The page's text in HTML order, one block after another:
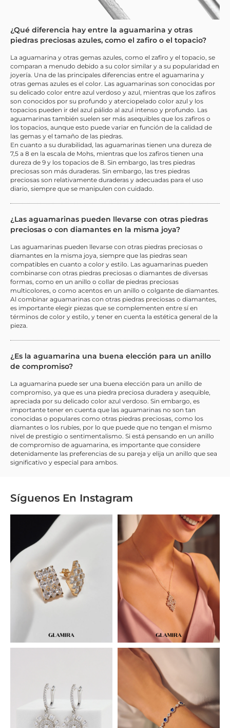
¿Qué diferencia hay entre la aguamarina y otras
piedras preciosas azules, como el zafiro o el topacio?
La aguamarina y otras gemas azules, como el zafiro y el topacio, se
comparan a menudo debido a su color similar y a su popularidad en
joyería. Una de las principales diferencias entre el aguamarina y
otras gemas azules es el color. Las aguamarinas son conocidas por
su delicado color entre azul verdoso y azul, mientras que los zafiros
son conocidos por su profundo y aterciopelado color azul y los
topacios pueden ir del azul pálido al azul intenso y profundo. Las
aguamarinas también suelen ser más asequibles que los zafiros o
los topacios, aunque esto puede variar en función de la calidad de
las gemas y el tamaño de las piedras.
En cuanto a su durabilidad, las aguamarinas tienen una dureza de
7,5 a 8 en la escala de Mohs, mientras que los zafiros tienen una
dureza de 9 y los topacios de 8. Sin embargo, las tres piedras
preciosas son más duraderas. Sin embargo, las tres piedras
preciosas son relativamente duraderas y adecuadas para el uso
diario, siempre que se manipulen con cuidado.
¿Las aguamarinas pueden llevarse con otras piedras
preciosas o con diamantes en la misma joya?
Las aguamarinas pueden llevarse con otras piedras preciosas o
diamantes en la misma joya, siempre que las piedras sean
compatibles en cuanto a color y estilo. Las aguamarinas pueden
combinarse con otras piedras preciosas o diamantes de diversas
formas, como en un anillo o collar de piedras preciosas
multicolores, o como acentos en un anillo o colgante de diamantes.
Al combinar aguamarinas con otras piedras preciosas o diamantes,
es importante elegir piezas que se complementen entre sí en
términos de color y estilo, y tener en cuenta la estética general de la
pieza.
¿Es la aguamarina una buena elección para un anillo
de compromiso?
La aguamarina puede ser una buena elección para un anillo de
compromiso, ya que es una piedra preciosa duradera y asequible,
apreciada por su delicado color azul verdoso. Sin embargo, es
importante tener en cuenta que las aguamarinas no son tan
conocidas o populares como otras piedras preciosas, como los
diamantes o los rubíes, por lo que puede que no tengan el mismo
nivel de prestigio o sentimentalismo. Si está pensando en un anillo
de compromiso de aguamarina, es importante que considere
detenidamente las preferencias de su pareja y elija un anillo que sea
significativo y especial para ambos.
Síguenos En Instagram